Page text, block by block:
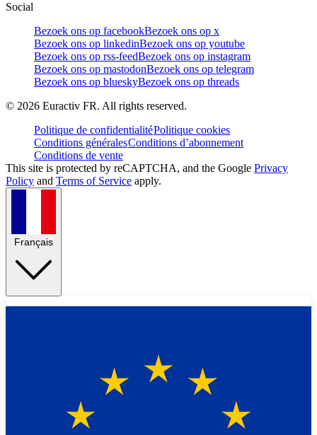
Social
Bezoek ons op facebookBezoek ons op x
Bezoek ons op linkedinBezoek ons op youtube
Bezoek ons op rss-feedBezoek ons op instagram
Bezoek ons op mastodonBezoek ons op telegram
Bezoek ons op blueskyBezoek ons op threads
© 2026 Euractiv FR. All rights reserved.
Politique de confidentialitéPolitique cookies
Conditions généralesConditions d’abonnement
Conditions de vente
This site is protected by reCAPTCHA, and the Google Privacy
Policy and Terms of Service apply.
Français